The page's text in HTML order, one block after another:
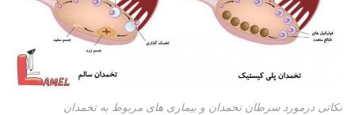
نکاتی درمورد سرطان تخمدان و بیماری های مربوط به تخمدان